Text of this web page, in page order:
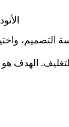
التصميم،
الهدف هو